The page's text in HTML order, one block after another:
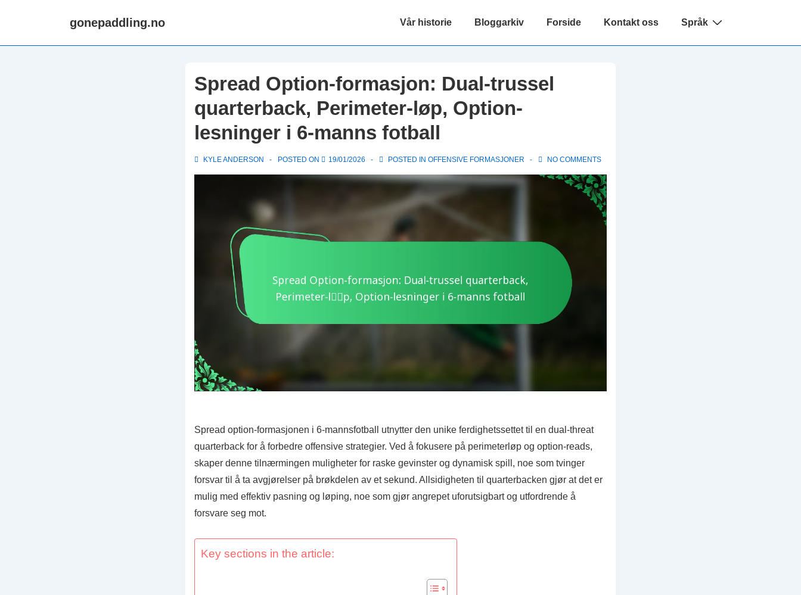
gonepaddling.no
Main
Vår historie Bloggarkiv Forside Kontakt oss Språk
Spread Option-formasjon: Dual-trussel
quarterback, Perimeter-løp, Option-
lesninger i 6-manns fotball
KYLE ANDERSON POSTED ON 19/01/2026 POSTED IN OFFENSIVE FORMASJONER NO COMMENTS
Spread option-formasjonen i 6-mannsfotball utnytter den unike ferdighetssettet til en dual-threat
quarterback for å forbedre offensive strategier. Ved å fokusere på perimeterløp og option-reads,
skaper denne tilnærmingen muligheter for raske gevinster og dynamisk spill, noe som tvinger
forsvar til å ta avgjørelser på brøkdelen av et sekund. Allsidigheten til quarterbacken gjør at det er
mulig med effektiv pasning og løping, noe som gjør angrepet uforutsigbart og utfordrende å
forsvare seg mot.
Key sections in the article: